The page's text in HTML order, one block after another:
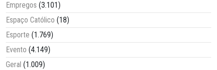
Empregos (3.101)
Espaço Católico (18)
Esporte (1.769)
Evento (4.149)
Geral (1.009)